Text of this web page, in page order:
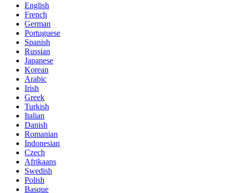
English
French
German
Portuguese
Spanish
Russian
Japanese
Korean
Arabic
Irish
Greek
Turkish
Italian
Danish
Romanian
Indonesian
Czech
Afrikaans
Swedish
Polish
Basque